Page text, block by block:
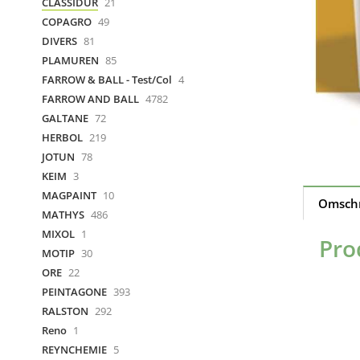
COPAGRO 49
DIVERS 81
PLAMUREN 85
FARROW & BALL - Test/Col 4
FARROW AND BALL 4782
GALTANE 72
HERBOL 219
JOTUN 78
KEIM 3
MAGPAINT 10
MATHYS 486
MIXOL 1
MOTIP 30
ORE 22
PEINTAGONE 393
RALSTON 292
Reno 1
REYNCHEMIE 5